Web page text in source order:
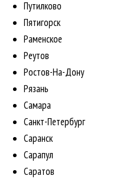
Путилково
Пятигорск
Раменское
Реутов
Ростов-На-Дону
Рязань
Самара
Санкт-Петербург
Саранск
Сарапул
Саратов